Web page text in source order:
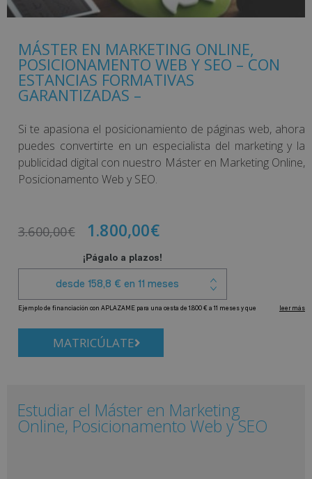
MÁSTER EN MARKETING ONLINE,
POSICIONAMENTO WEB Y SEO – CON
ESTANCIAS FORMATIVAS
GARANTIZADAS –
Si te apasiona el posicionamiento de páginas web, ahora
puedes convertirte en un especialista del marketing y la
publicidad digital con nuestro Máster en Marketing Online,
Posicionamento Web y SEO.
3.600,00€ 1.800,00€
MATRICÚLATE
Estudiar el Máster en Marketing
Online, Posicionamento Web y SEO